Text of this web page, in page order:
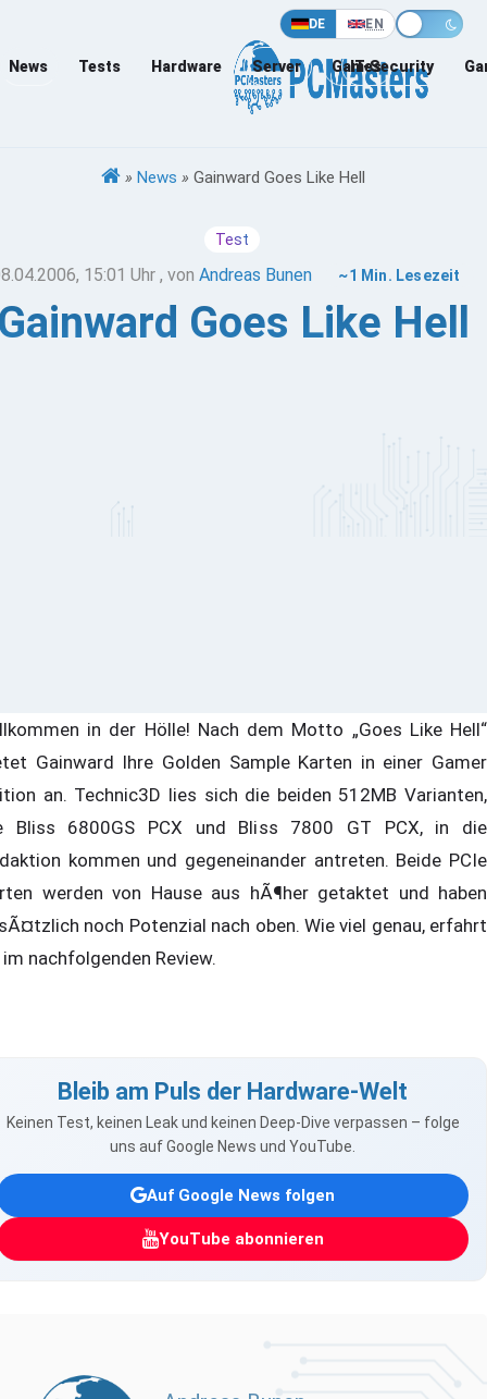
DE EN
News Tests Hardware Server Games
IT-Security
» News » Gainward Goes Like Hell
Test
15:01 Uhr , vonAndreas Bunen ~1 Min. Lesezeit
Goes Like Hell
in der Hölle! Nach dem Motto „Goes Like Hell“
Gainward Ihre Golden Sample Karten in einer Gamer
an. Technic3D lies sich die beiden 512MB Varianten,
Bliss 6800GS PCX und Bliss 7800 GT PCX, in die
kommen und gegeneinander antreten. Beide PCIe
werden von Hause aus hÃ¶her getaktet und haben
noch Potenzial nach oben. Wie viel genau, erfahrt
nachfolgenden Review.
Bleib am Puls der Hardware-Welt
Keinen Test, keinen Leak und keinen Deep-Dive verpassen – folge
uns auf Google News und YouTube.
Auf Google News folgen
YouTube abonnieren